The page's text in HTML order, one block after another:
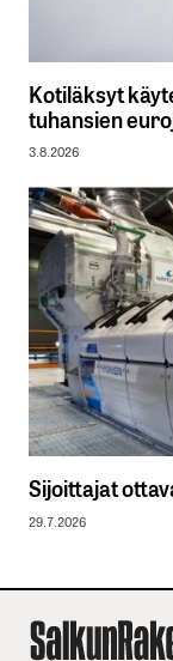
Kotiläksyt
tuhansien
3.8.2026
Sijoittajat
29.7.2026